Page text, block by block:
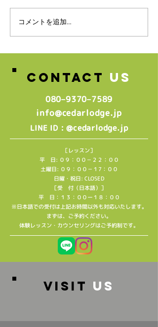
スタッフ募集のお知らせ♪
コメントを追加…
CONTACT US
080–9370–7589‬
info@cedarlodge.jp
LINE ID : @cedarlodge.jp
［レッスン］
平 日: ０９：００－２２：００
土曜日: ０９：００－１7：００
日曜・祝日: CLOSED
［受 付（日本語）］
平 日：１３：００ー１８：００
※日本語での受付は上記お時間以外も対応いたします。
​まずは、ご予約ください。
​体験レッスン・カウンセリングはご予約制です。
VISIT US